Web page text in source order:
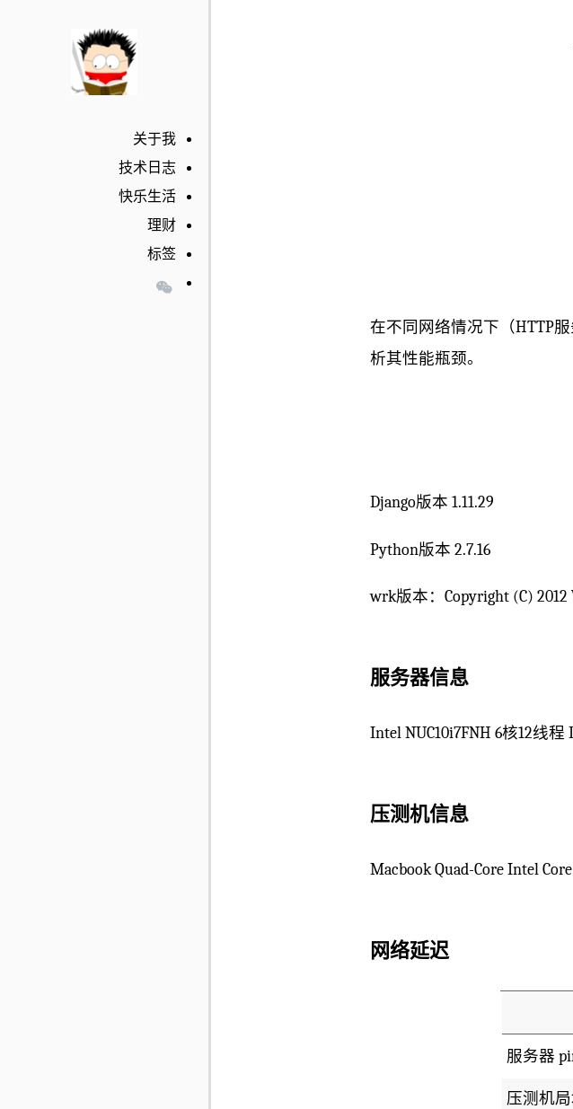
关于我
技术日志
快乐生活
理财
标签
在不同网络情况下（HTTP
析其性能瓶颈。
Django版本 1.11.29
Python版本 2.7.16
wrk版本：Copyright (C) 2012
服务器信息
Intel NUC10i7FNH 6核12线程
压测机信息
Macbook Quad-Core Intel
网络延迟
服务器
压测机局